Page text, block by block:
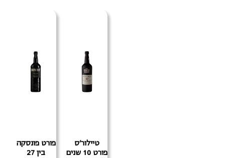
טיילור'ס
פורט 10 שנים
פורט פונסקה
בין 27